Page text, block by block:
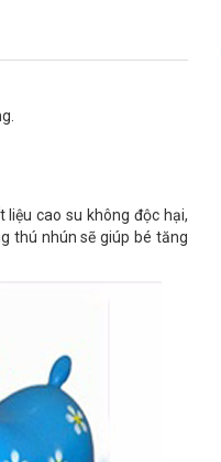
cao su không độc hại,
thú nhún sẽ giúp bé tăng